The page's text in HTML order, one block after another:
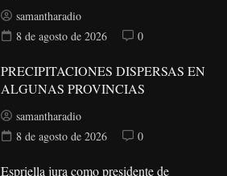
samantharadio
8 de agosto de 2026
0
PRECIPITACIONES DISPERSAS EN
ALGUNAS PROVINCIAS
samantharadio
8 de agosto de 2026
0
Espriella jura como presidente de